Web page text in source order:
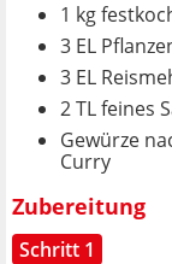
1 kg
3 EL
3 EL
2 TL feines
Gewürze
Curry
Zubereitung
Schritt 1